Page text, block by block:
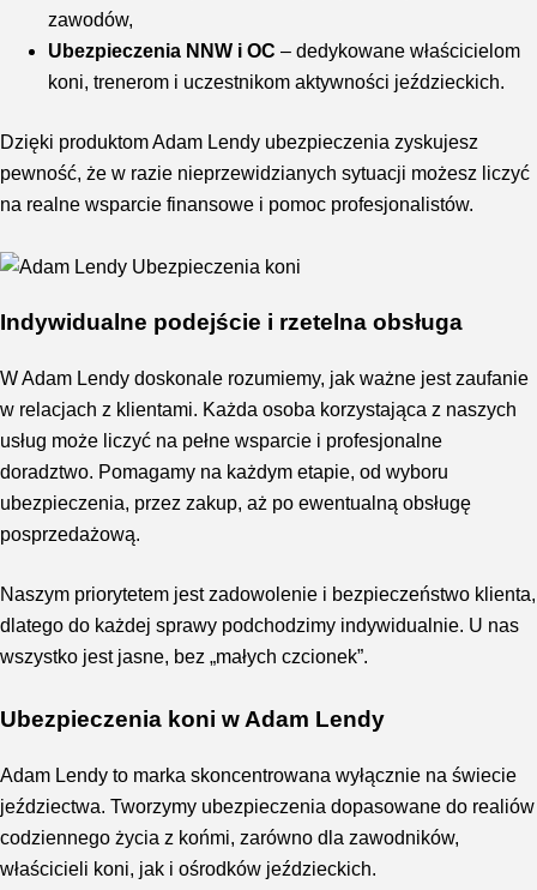
zawodów,
Ubezpieczenia NNW i OC – dedykowane właścicielom
koni, trenerom i uczestnikom aktywności jeździeckich.
Dzięki produktom Adam Lendy ubezpieczenia zyskujesz
pewność, że w razie nieprzewidzianych sytuacji możesz liczyć
na realne wsparcie finansowe i pomoc profesjonalistów.
Indywidualne podejście i rzetelna obsługa
W Adam Lendy doskonale rozumiemy, jak ważne jest zaufanie
w relacjach z klientami. Każda osoba korzystająca z naszych
usług może liczyć na pełne wsparcie i profesjonalne
doradztwo. Pomagamy na każdym etapie, od wyboru
ubezpieczenia, przez zakup, aż po ewentualną obsługę
posprzedażową.
Naszym priorytetem jest zadowolenie i bezpieczeństwo klienta,
dlatego do każdej sprawy podchodzimy indywidualnie. U nas
wszystko jest jasne, bez „małych czcionek”.
Ubezpieczenia koni w Adam Lendy
Adam Lendy to marka skoncentrowana wyłącznie na świecie
jeździectwa. Tworzymy ubezpieczenia dopasowane do realiów
codziennego życia z końmi, zarówno dla zawodników,
właścicieli koni, jak i ośrodków jeździeckich.